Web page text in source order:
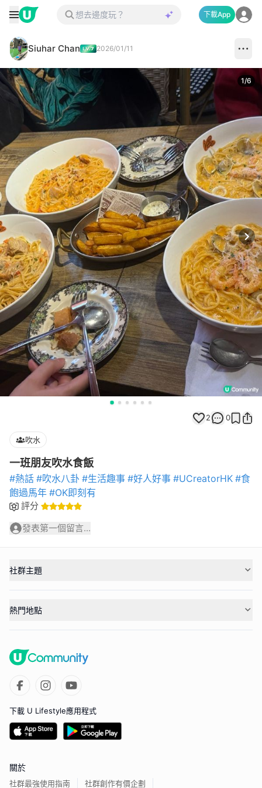
下載App
Siuhar Chan 2026/01/11
1/6
2 0
吹水
一班朋友吹水食飯
#熱話 #吹水八卦 #生活趣事 #好人好事 #UCreatorHK #食
飽過馬年 #OK即刻有
評分
發表第一個留言...
社群主題
熱門地點
下載 U Lifestyle應用程式
關於
社群最強使用指南 社群創作有價企劃